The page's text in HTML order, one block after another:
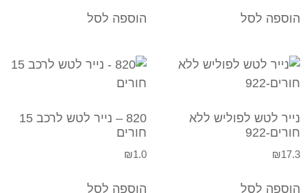
הוספה לסל הוספה לסל
נייר לטש לפוליש ללא
חורים-922
₪17.3
הוספה לסל
820 – נייר לטש לרכב 15
חורים
₪1.0
הוספה לסל